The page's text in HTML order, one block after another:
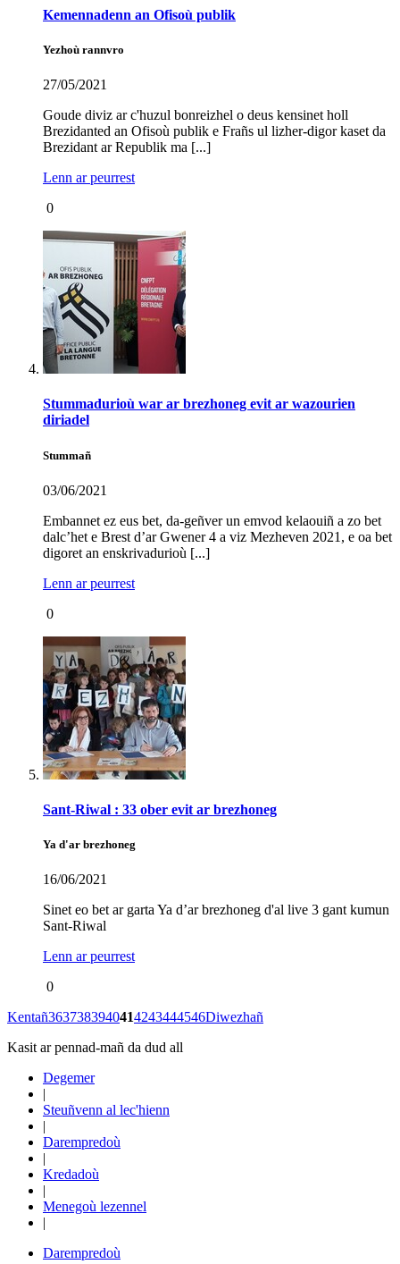
Kemennadenn an Ofisoù publik
Yezhoù rannvro
27/05/2021
Goude diviz ar c'huzul bonreizhel o deus kensinet holl
Brezidanted an Ofisoù publik e Frañs ul lizher-digor kaset da
Brezidant ar Republik ma [...]
Lenn ar peurrest
0
Stummadurioù war ar brezhoneg evit ar wazourien
diriadel
Stummañ
03/06/2021
Embannet ez eus bet, da-geñver un emvod kelaouiñ a zo bet
dalc’het e Brest d’ar Gwener 4 a viz Mezheven 2021, e oa bet
digoret an enskrivadurioù [...]
Lenn ar peurrest
0
Sant-Riwal : 33 ober evit ar brezhoneg
Ya d'ar brezhoneg
16/06/2021
Sinet eo bet ar garta Ya d’ar brezhoneg d'al live 3 gant kumun
Sant-Riwal
Lenn ar peurrest
0
Kentañ3637383940414243444546Diwezhañ
Kasit ar pennad-mañ da dud all
Degemer
|
Steuñvenn al lec'hienn
|
Darempredoù
|
Kredadoù
|
Menegoù lezennel
|
Darempredoù